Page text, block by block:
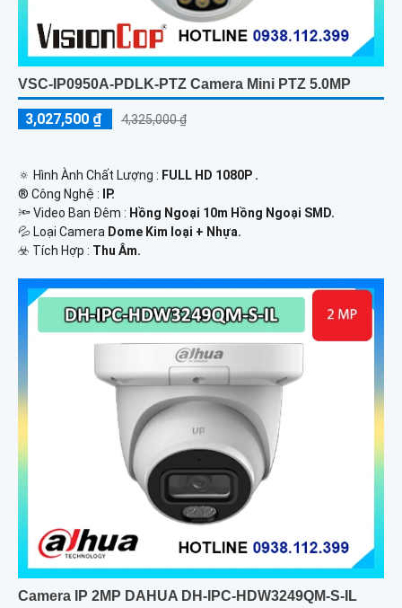
VSC-IP0950A-PDLK-PTZ Camera Mini PTZ 5.0MP
3,027,500 ₫ 4,325,000 ₫
🔅 Hình Ành Chất Lượng : FULL HD 1080P .
®️ Công Nghệ :
IP.
🔦 Video Ban Đêm : Hồng Ngoại 10m Hồng Ngoại SMD.
💦 Loại Camera Dome Kim loại + Nhựa.
️☣️ Tích Hợp : Thu Âm.
Camera IP 2MP DAHUA DH-IPC-HDW3249QM-S-IL